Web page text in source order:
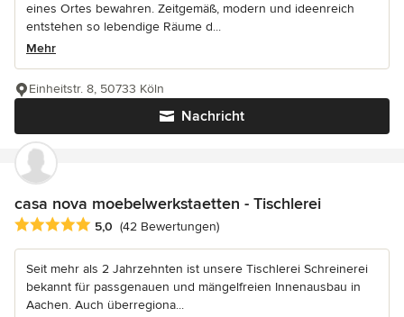
eines Ortes bewahren. Zeitgemäß, modern und ideenreich
entstehen so lebendige Räume d...
Mehr
Nachricht
Einheitstr. 8, 50733 Köln
casa nova moebelwerkstaetten - Tischlerei
Durchschnittliche Bewertung: 5 von 5 Sternen
5,0 (42 Bewertungen)
Seit mehr als 2 Jahrzehnten ist unsere Tischlerei Schreinerei
bekannt für passgenauen und mängelfreien Innenausbau in
Aachen. Auch überregiona...